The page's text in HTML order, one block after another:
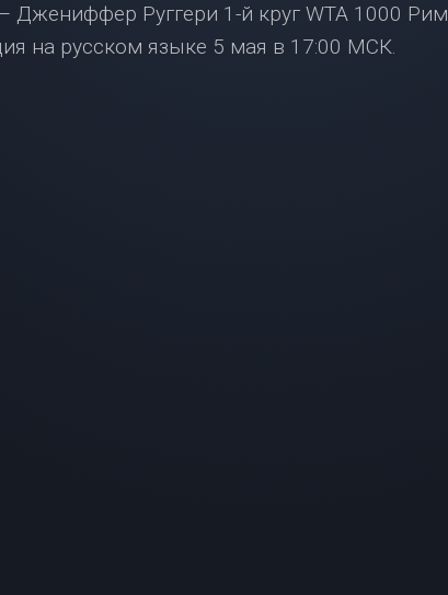
Джениффер Руггери 1-й круг WTA 1000 Рим
на русском языке 5 мая в 17:00 МСК.